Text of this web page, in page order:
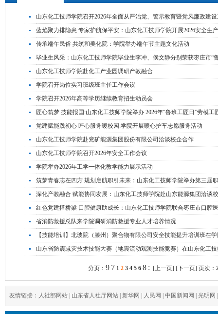
山东化工技师学院召开2026年全面从严治党、警示教育暨党风廉政建
蓝焰聚力排隐患 专家护航保平安：山东化工技师学院开展2026安全生
传承端午民俗 共筑和美化院：学院举办端午节主题文化活动
毕业生风采：山东化工技师学院毕业生李冲、侯文静分别荣获枣庄市“
山东化工技师学院赴化工产业园调研产教融合
学院召开岗位实习班级班主任工作会议
学院召开2026年高等学历继续教育招生动员会
匠心筑梦 技能报国:山东化工技师学院举办 2026年“鲁班工匠日”劳模工
党建赋能践初心 匠心服务暖校园:学院开展暖心护车志愿服务活动
山东化工技师学院赴兖矿能源集团股份有限公司洽谈校企合作
山东化工技师学院召开2026年安全工作会议
学院举办2026年工学一体化教学能力展示活动
筑梦青春志在四方 规划启航职引未来：山东化工技师学院举办第三届
深化产教融合 赋能协同发展：山东化工技师学院赴山东能源集团洽谈
红色党建搭桥梁 口腔健康助成长：山东化工技师学院联合枣庄市口腔
省消防救援总队来学院调研消防救援专业人才培养情况
【技能培训】北玻院（滕州）聚合物有限公司安全技能提升培训班在
山东省防震减灾技术技能大赛（地震流动观测技能竞赛）在山东化工
分页：9 7 1 2 3 4 5 6 8 : [上一页] [下一页] 页次：
友情链接： 人社部网站 山东省人社厅网站 新华网 人民网 中国新闻网 光明网